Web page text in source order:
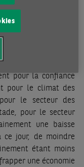
évoluer plus
de l’ampleur de
de l’ampleur de la
jusqu’en octobre,
pour la confiance
pour le climat des
le secteur des
pour le secteur
une baisse
ce jour, de moindre
étant moins
une économie